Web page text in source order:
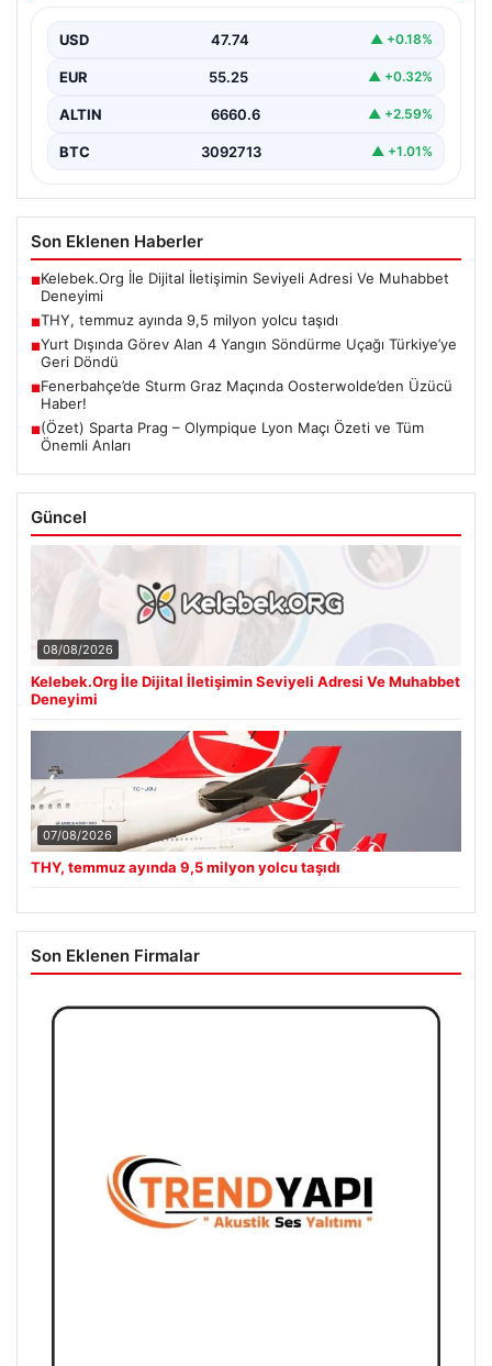
gerçekleşen heyecan dolu mücadelede Fenerbahçe’nin
Sturm Graz…
USD 47.74 ▲ +0.18%
EUR 55.25 ▲ +0.32%
ALTIN 6660.6 ▲ +2.59%
BTC 3092713 ▲ +1.01%
Son Eklenen Haberler
■Kelebek.Org İle Dijital İletişimin Seviyeli Adresi Ve Muhabbet
Deneyimi
■THY, temmuz ayında 9,5 milyon yolcu taşıdı
■Yurt Dışında Görev Alan 4 Yangın Söndürme Uçağı Türkiye’ye
Geri Döndü
■Fenerbahçe’de Sturm Graz Maçında Oosterwolde’den Üzücü
Haber!
■(Özet) Sparta Prag – Olympique Lyon Maçı Özeti ve Tüm
Önemli Anları
Güncel
08/08/2026
Kelebek.Org İle Dijital İletişimin Seviyeli Adresi Ve Muhabbet
Deneyimi
07/08/2026
THY, temmuz ayında 9,5 milyon yolcu taşıdı
Son Eklenen Firmalar